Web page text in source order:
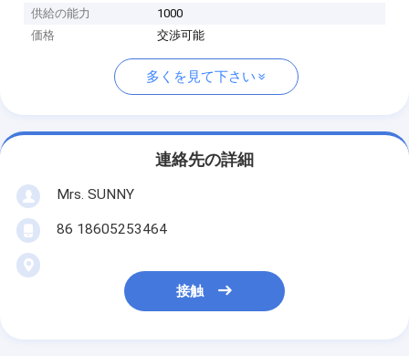
供給の能力
1000
価格
交渉可能
多くを見て下さい
連絡先の詳細
Mrs. SUNNY
86 18605253464
接触